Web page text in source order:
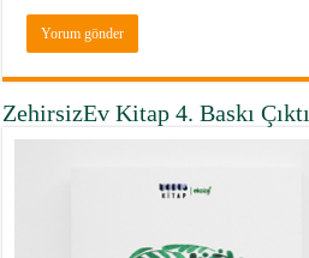
ZehirsizEv Kitap 4. Baskı Çıktı